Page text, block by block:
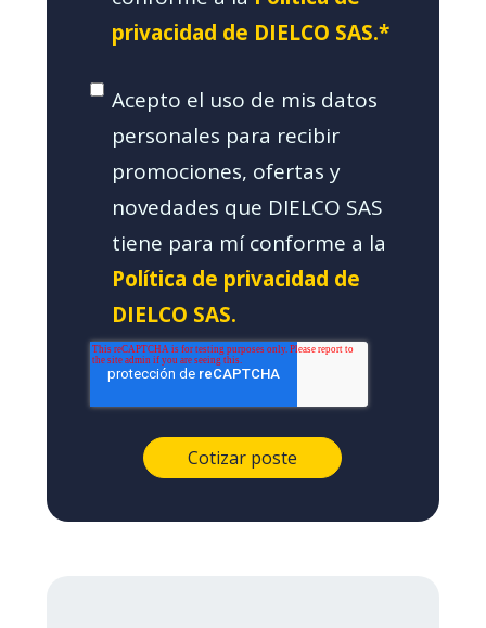
privacidad de DIELCO SAS.*
Acepto el uso de mis datos
personales para recibir
promociones, ofertas y
novedades que DIELCO SAS
tiene para mí conforme a la
Política de privacidad de
DIELCO SAS.